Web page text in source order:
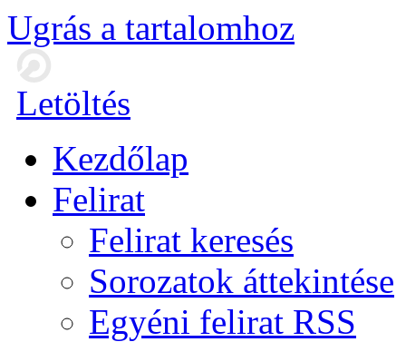
Ugrás a tartalomhoz
Letöltés
Kezdőlap
Felirat
Felirat keresés
Sorozatok áttekintése
Egyéni felirat RSS